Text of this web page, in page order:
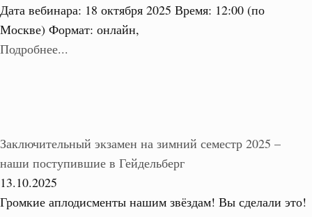
Дата вебинара: 18 октября 2025 Время: 12:00 (по
Москве) Формат: онлайн,
Подробнее...
Заключительный экзамен на зимний семестр 2025 –
наши поступившие в Гейдельберг
13.10.2025
Громкие аплодисменты нашим звёздам! Вы сделали это!